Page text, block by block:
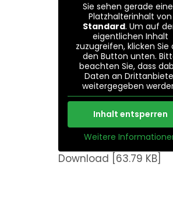
Sie sehen gerade
Platzhalterinhalt von
Standard. Um auf
eigentlichen Inhalt
zuzugreifen, klicken Sie
den Button unten.
beachten Sie, dass
Daten an
weitergegeben
Inhalt entsperren
Weitere
Download [63.79 KB]